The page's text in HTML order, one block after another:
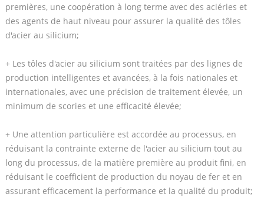
premières, une coopération à long terme avec des aciéries et
des agents de haut niveau pour assurer la qualité des tôles
d'acier au silicium;
+ Les tôles d'acier au silicium sont traitées par des lignes de
production intelligentes et avancées, à la fois nationales et
internationales, avec une précision de traitement élevée, un
minimum de scories et une efficacité élevée;
+ Une attention particulière est accordée au processus, en
réduisant la contrainte externe de l'acier au silicium tout au
long du processus, de la matière première au produit fini, en
réduisant le coefficient de production du noyau de fer et en
assurant efficacement la performance et la qualité du produit;